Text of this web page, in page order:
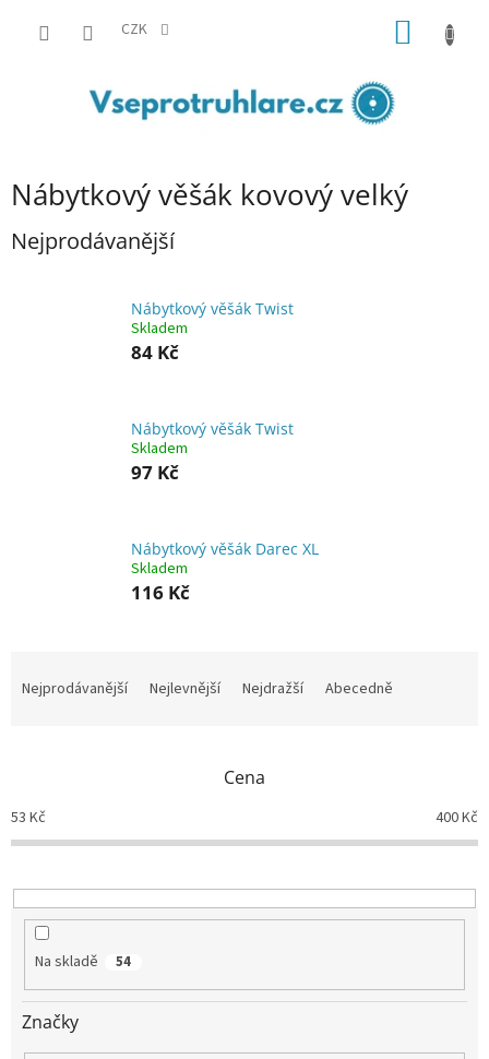
CZK
Nábytkový věšák kovový velký
Nejprodávanější
Nábytkový věšák Twist
Skladem
84 Kč
Nábytkový věšák Twist
Skladem
97 Kč
Nábytkový věšák Darec XL
Skladem
116 Kč
p
r
o
u
Nejprodávanější Nejlevnější Nejdražší Abecedně
Cena
53 Kč 400Kč
Na skladě 54
Značky